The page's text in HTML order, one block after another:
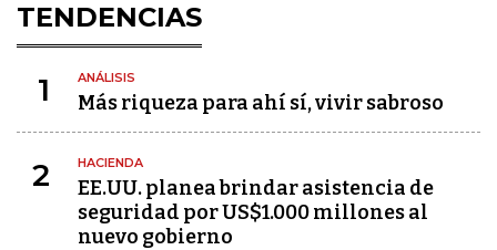
TENDENCIAS
1 ANÁLISIS
Más riqueza para ahí sí, vivir sabroso
2 HACIENDA
EE.UU. planea brindar asistencia de
seguridad por US$1.000 millones al
nuevo gobierno